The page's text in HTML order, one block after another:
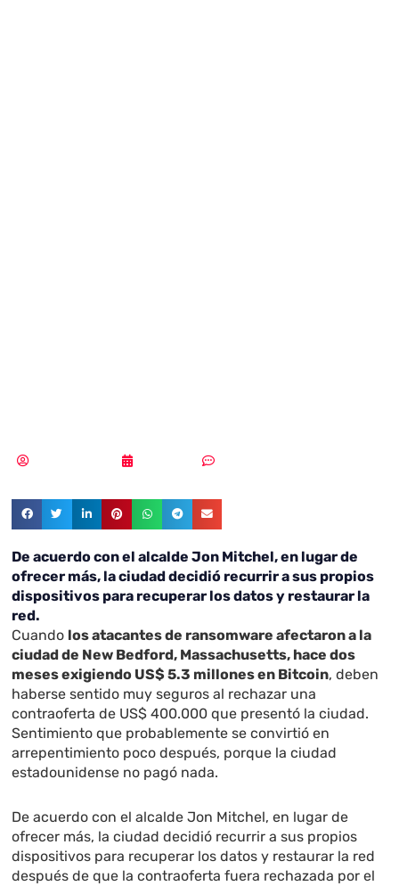
De acuerdo con el alcalde Jon Mitchel, en lugar de
ofrecer más, la ciudad decidió recurrir a sus propios
dispositivos para recuperar los datos y restaurar la
red.
Cuando los atacantes de ransomware afectaron a la
ciudad de New Bedford, Massachusetts, hace dos
meses exigiendo US$ 5.3 millones en Bitcoin, deben
haberse sentido muy seguros al rechazar una
contraoferta de US$ 400.000 que presentó la ciudad.
Sentimiento que probablemente se convirtió en
arrepentimiento poco después, porque la ciudad
estadounidense no pagó nada.
De acuerdo con el alcalde Jon Mitchel, en lugar de
ofrecer más, la ciudad decidió recurrir a sus propios
dispositivos para recuperar los datos y restaurar la red
después de que la contraoferta fuera rechazada por el